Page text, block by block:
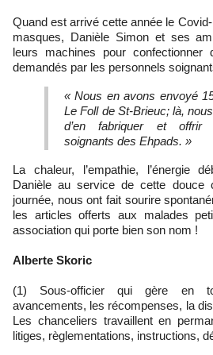
Quand est arrivé cette année le
masques, Danièle Simon et ses
leurs machines pour
demandés par les personnels
« Nous en avons envoyé
Le Foll de St-Brieuc; là,
d’en fabriquer et offrir
soignants des Ehpads. »
La chaleur, l’empathie, l’énergie
Danièle au service de cette douce
journée, nous ont fait sourire
les articles offerts aux malades
association qui porte bien son nom !
Alberte Skoric
(1) Sous-officier qui gère en
avancements, les récompenses, la
Les chanceliers travaillent en
litiges, règlementations, instructions,